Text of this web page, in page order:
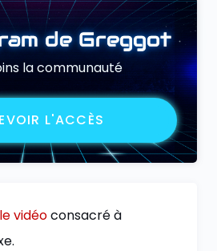
vidéoconsacré à
de Greggot
la communauté
L'ACCÈS